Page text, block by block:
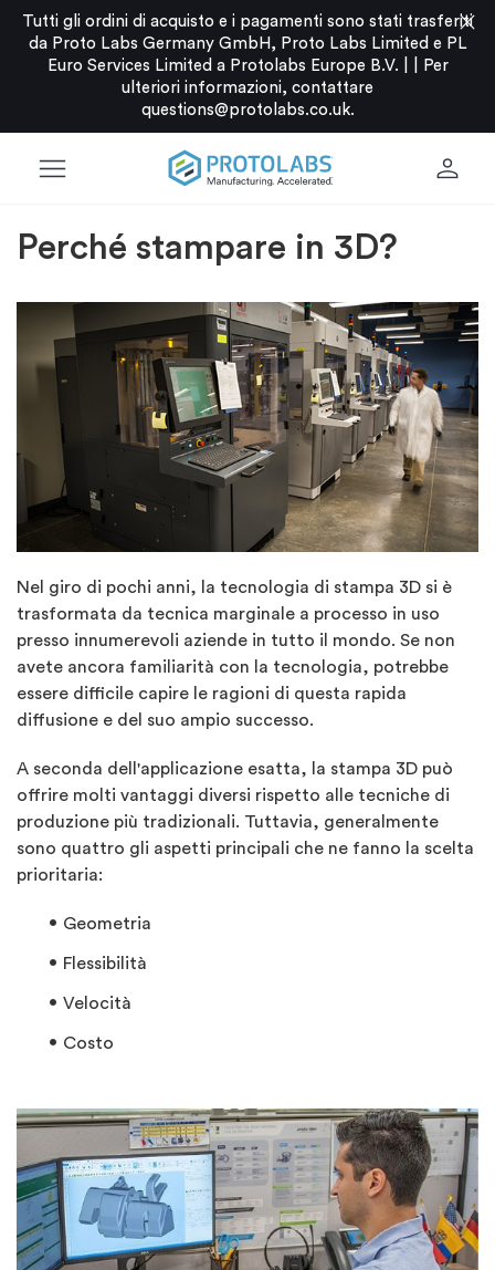
Tutti gli ordini di acquisto e i pagamenti sono stati trasferiti
da Proto Labs Germany GmbH, Proto Labs Limited e PL
Euro Services Limited a Protolabs Europe B.V. |
Per
ulteriori informazioni, contattare
questions@protolabs.co.uk.
close
menu person
Perché stampare in 3D?
Nel giro di pochi anni, la tecnologia di stampa 3D si è
trasformata da tecnica marginale a processo in uso
presso innumerevoli aziende in tutto il mondo. Se non
avete ancora familiarità con la tecnologia, potrebbe
essere difficile capire le ragioni di questa rapida
diffusione e del suo ampio successo.
A seconda dell'applicazione esatta, la stampa 3D può
offrire molti vantaggi diversi rispetto alle tecniche di
produzione più tradizionali. Tuttavia, generalmente
sono quattro gli aspetti principali che ne fanno la scelta
prioritaria:
Geometria
Flessibilità
Velocità
Costo